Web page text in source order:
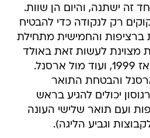
זה ישתנה, והיום הן שוות.
רק לנקודה כדי להבטיח
ברציפות והחמישית מתחילת
מצוינת לעשות זאת באולד
טראפורד, לראשונה מאז 1999, ועוד מול ארסנל.
0:0 מול ארסנל והבטחת התואר
יכולים להגיע בראש
ועם תואר שלישי העונה
וגביע הליגה).